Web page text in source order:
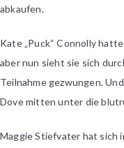
abkaufen.
Kate „Puck“ Connolly
aber nun sieht sie sich
Teilnahme gezwungen.
Dove mitten unter die
Maggie Stiefvater hat sich